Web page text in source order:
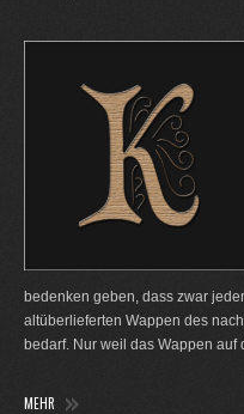
bedenken geben, dass zwar
altüberlieferten Wappen des
bedarf. Nur weil das Wappen auf
MEHR